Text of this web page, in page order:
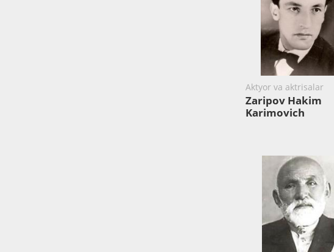
Aktyor va aktrisalar
Zaripov Hakim
Karimovich